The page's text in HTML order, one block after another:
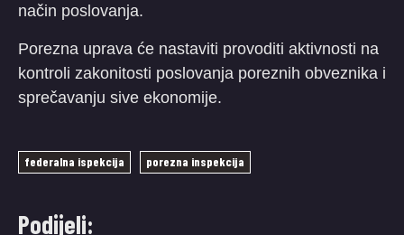
način poslovanja.
Porezna uprava će nastaviti provoditi aktivnosti na
kontroli zakonitosti poslovanja poreznih obveznika i
sprečavanju sive ekonomije.
federalna ispekcija porezna inspekcija
Podijeli: